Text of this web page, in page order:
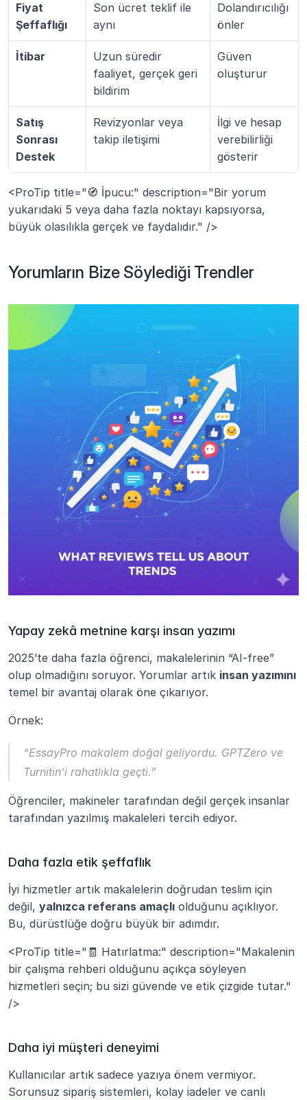
Fiyat
Şeffaflığı
Son ücret teklif ile
aynı
Dolandırıcılığı
önler
İtibar
Uzun süredir
faaliyet, gerçek geri
bildirim
Güven
oluşturur
Satış
Sonrası
Destek
Revizyonlar veya
takip iletişimi
İlgi ve hesap
verebilirliği
gösterir
<ProTip title="🧭 İpucu:" description="Bir yorum
yukarıdaki 5 veya daha fazla noktayı kapsıyorsa,
büyük olasılıkla gerçek ve faydalıdır." />
Yorumların Bize Söylediği Trendler
Yapay zekâ metnine karşı insan yazımı
2025’te daha fazla öğrenci, makalelerinin “AI-free”
olup olmadığını soruyor. Yorumlar artık insan yazımını
temel bir avantaj olarak öne çıkarıyor.
Örnek:
“EssayPro makalem doğal geliyordu. GPTZero ve
Turnitin’i rahatlıkla geçti.”
Öğrenciler, makineler tarafından değil gerçek insanlar
tarafından yazılmış makaleleri tercih ediyor.
Daha fazla etik şeffaflık
İyi hizmetler artık makalelerin doğrudan teslim için
değil, yalnızca referans amaçlı olduğunu açıklıyor.
Bu, dürüstlüğe doğru büyük bir adımdır.
<ProTip title="🧾 Hatırlatma:" description="Makalenin
bir çalışma rehberi olduğunu açıkça söyleyen
hizmetleri seçin; bu sizi güvende ve etik çizgide tutar."
/>
Daha iyi müşteri deneyimi
Kullanıcılar artık sadece yazıya önem vermiyor.
Sorunsuz sipariş sistemleri, kolay iadeler ve canlı